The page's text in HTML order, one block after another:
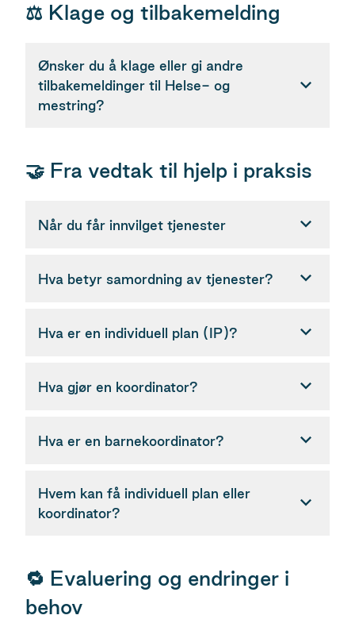
⚖️ Klage og tilbakemelding
Ønsker du å klage eller gi andre
tilbakemeldinger til Helse- og
mestring?
🤝 Fra vedtak til hjelp i praksis
Når du får innvilget tjenester
Hva betyr samordning av tjenester?
Hva er en individuell plan (IP)?
Hva gjør en koordinator?
Hva er en barnekoordinator?
Hvem kan få individuell plan eller
koordinator?
🔁 Evaluering og endringer i
behov